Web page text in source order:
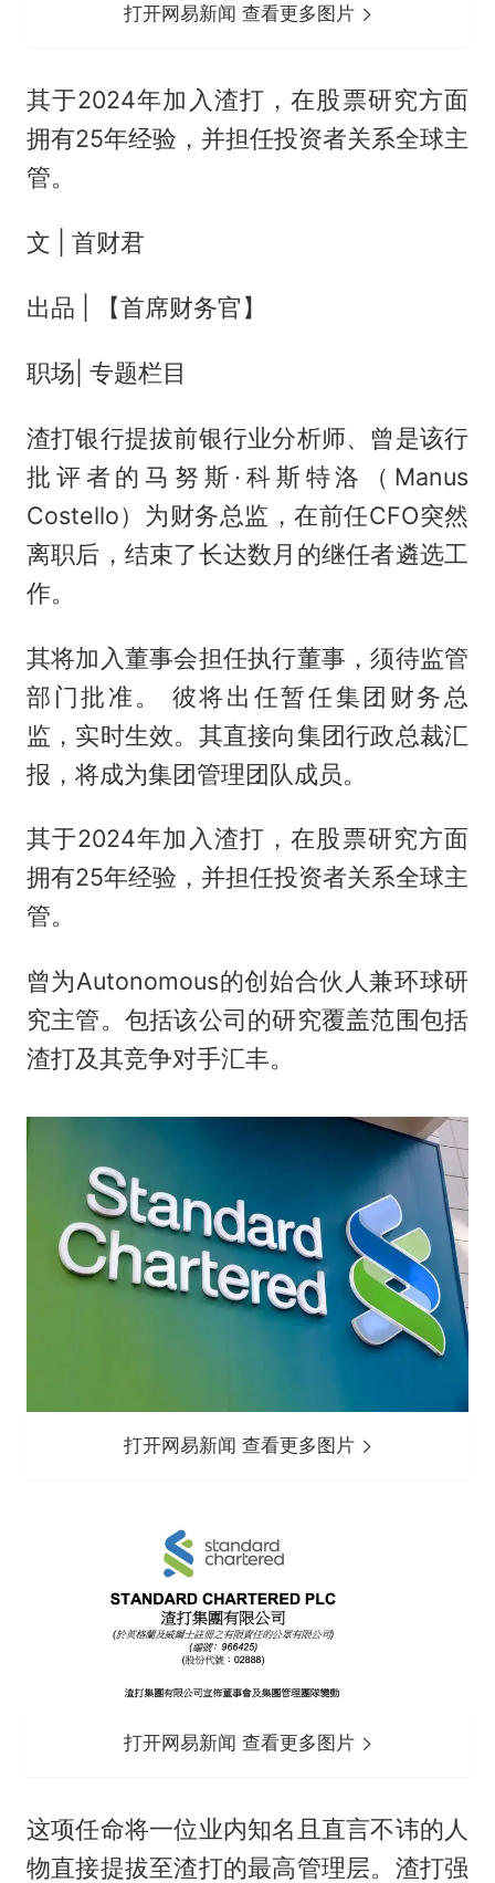
打开网易新闻 查看更多图片
其于2024年加入渣打，在股票研究方面
拥有25年经验，并担任投资者关系全球主
管。
文 | 首财君
出品 | 【首席财务官】
职场| 专题栏目
渣打银行提拔前银行业分析师、曾是该行
批评者的马努斯·科斯特洛（Manus
Costello）为财务总监，在前任CFO突然
离职后，结束了长达数月的继任者遴选工
作。
其将加入董事会担任执行董事，须待监管
部门批准。 彼将出任暂任集团财务总
监，实时生效。其直接向集团行政总裁汇
报，将成为集团管理团队成员。
其于2024年加入渣打，在股票研究方面
拥有25年经验，并担任投资者关系全球主
管。
曾为Autonomous的创始合伙人兼环球研
究主管。包括该公司的研究覆盖范围包括
渣打及其竞争对手汇丰。
打开网易新闻 查看更多图片
打开网易新闻 查看更多图片
这项任命将一位业内知名且直言不讳的人
物直接提拔至渣打的最高管理层。渣打强